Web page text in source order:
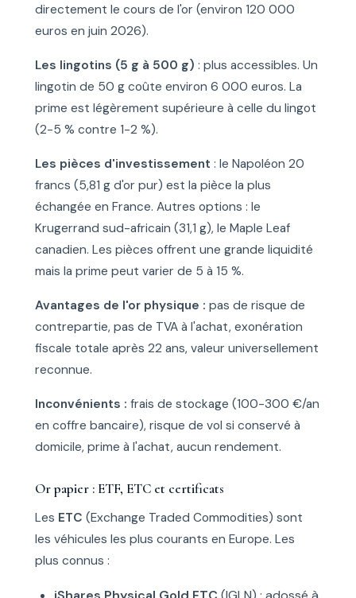
directement le cours de l'or (environ 120 000
euros en juin 2026).
Les lingotins (5 g à 500 g) : plus accessibles. Un
lingotin de 50 g coûte environ 6 000 euros. La
prime est légèrement supérieure à celle du lingot
(2-5 % contre 1-2 %).
Les pièces d'investissement : le Napoléon 20
francs (5,81 g d'or pur) est la pièce la plus
échangée en France. Autres options : le
Krugerrand sud-africain (31,1 g), le Maple Leaf
canadien. Les pièces offrent une grande liquidité
mais la prime peut varier de 5 à 15 %.
Avantages de l'or physique : pas de risque de
contrepartie, pas de TVA à l'achat, exonération
fiscale totale après 22 ans, valeur universellement
reconnue.
Inconvénients : frais de stockage (100-300 €/an
en coffre bancaire), risque de vol si conservé à
domicile, prime à l'achat, aucun rendement.
Or papier : ETF, ETC et certificats
Les ETC (Exchange Traded Commodities) sont
les véhicules les plus courants en Europe. Les
plus connus :